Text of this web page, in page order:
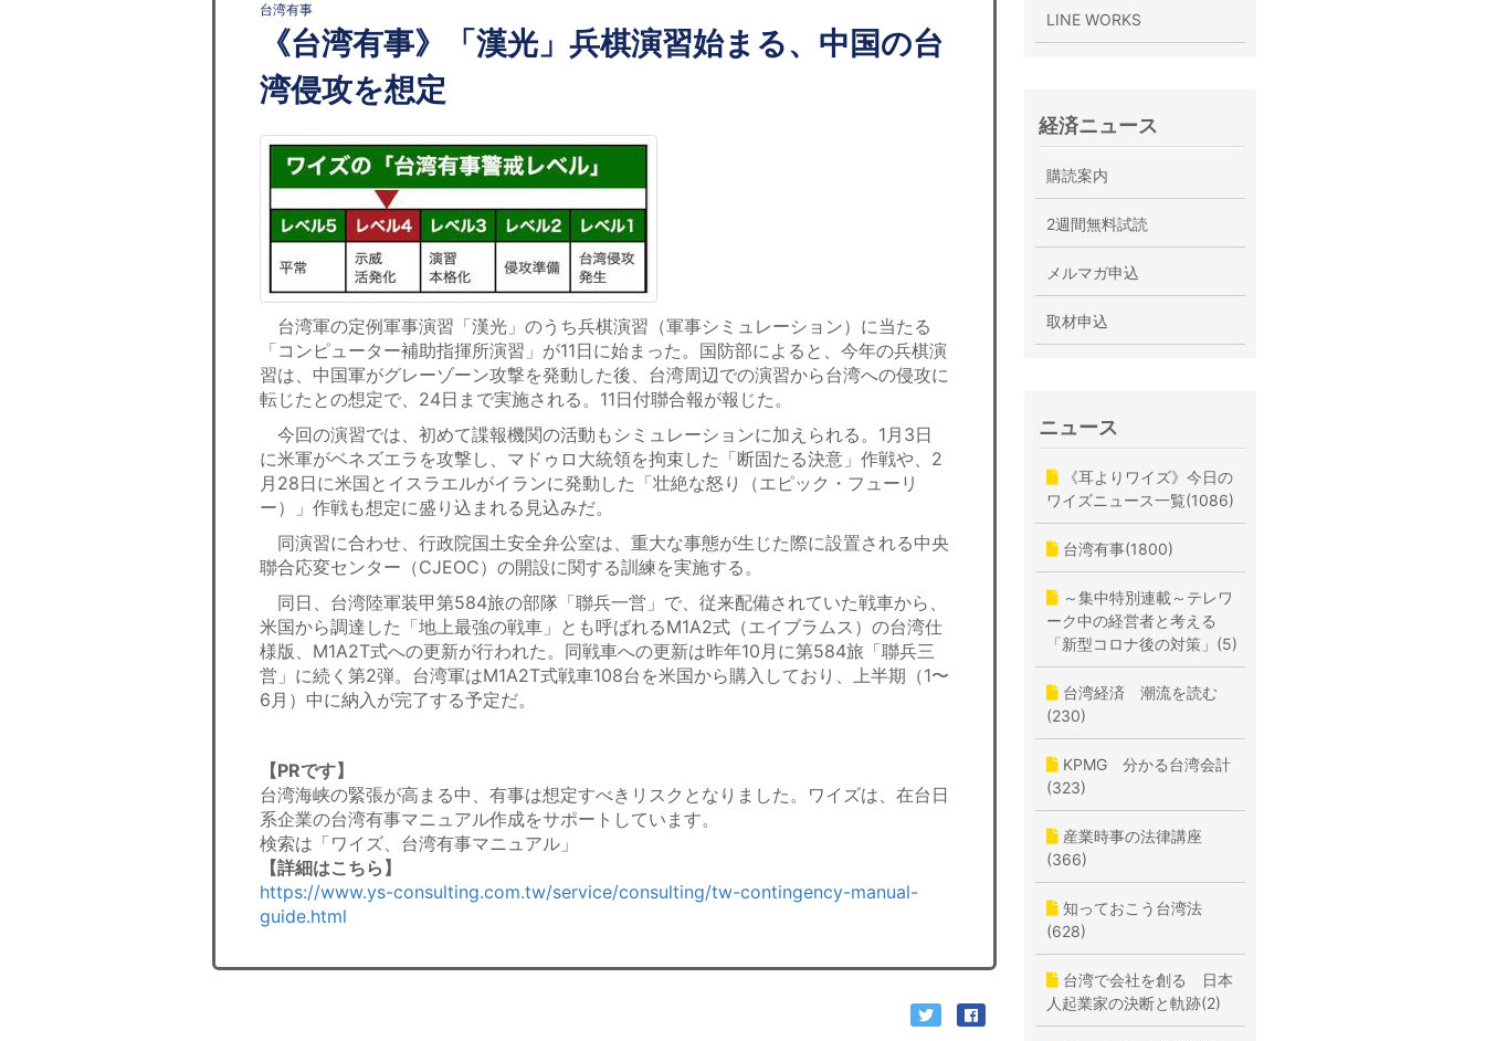
台湾有事
《台湾有事》「漢光」兵棋演習始まる、中国の台
湾侵攻を想定
台湾軍の定例軍事演習「漢光」のうち兵棋演習（軍事シミュレーション）に当たる
「コンピューター補助指揮所演習」が11日に始まった。国防部によると、今年の兵棋演
習は、中国軍がグレーゾーン攻撃を発動した後、台湾周辺での演習から台湾への侵攻に
転じたとの想定で、24日まで実施される。11日付聯合報が報じた。
今回の演習では、初めて諜報機関の活動もシミュレーションに加えられる。1月3日
に米軍がベネズエラを攻撃し、マドゥロ大統領を拘束した「断固たる決意」作戦や、2
月28日に米国とイスラエルがイランに発動した「壮絶な怒り（エピック・フューリ
ー）」作戦も想定に盛り込まれる見込みだ。
同演習に合わせ、行政院国土安全弁公室は、重大な事態が生じた際に設置される中央
聯合応変センター（CJEOC）の開設に関する訓練を実施する。
同日、台湾陸軍装甲第584旅の部隊「聯兵一営」で、従来配備されていた戦車から、
米国から調達した「地上最強の戦車」とも呼ばれるM1A2式（エイブラムス）の台湾仕
様版、M1A2T式への更新が行われた。同戦車への更新は昨年10月に第584旅「聯兵三
営」に続く第2弾。台湾軍はM1A2T式戦車108台を米国から購入しており、上半期（1〜
6月）中に納入が完了する予定だ。
【PRです】
台湾海峡の緊張が高まる中、有事は想定すべきリスクとなりました。ワイズは、在台日
系企業の台湾有事マニュアル作成をサポートしています。
検索は「ワイズ、台湾有事マニュアル」
【詳細はこちら】
https://www.ys-consulting.com.tw/service/consulting/tw-contingency-manual-
guide.html
LINE WORKS
経済ニュース
購読案内
2週間無料試読
メルマガ申込
取材申込
ニュース
《耳よりワイズ》今日の
ワイズニュース一覧(1086)
台湾有事(1800)
～集中特別連載～テレワ
ーク中の経営者と考える
「新型コロナ後の対策」(5)
台湾経済 潮流を読む
(230)
KPMG 分かる台湾会計
(323)
産業時事の法律講座
(366)
知っておこう台湾法
(628)
台湾で会社を創る 日本
人起業家の決断と軌跡(2)